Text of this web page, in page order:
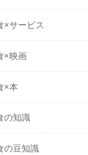
×サービス
×映画
×本
の知識
の豆知識